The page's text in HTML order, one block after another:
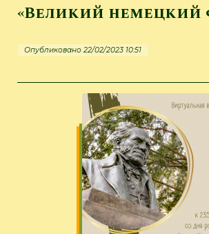
«Великий немецкий
Опубликовано 22/02/2023 10:51